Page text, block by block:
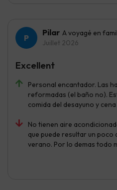
Pilar A voyagé en
Juillet 2026
Personal encantador. Las
reformadas (el baño no).
comida del desayuno y
No tienen aire
que puede resultar un poco
verano. Por lo demas todo
Excellent